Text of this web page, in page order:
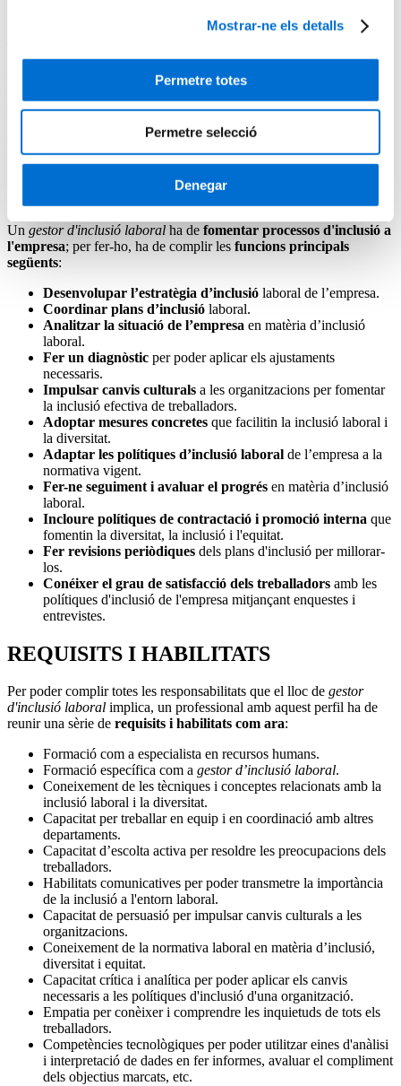
Mostrar-ne els detalls
Permetre totes
Permetre selecció
Denegar
Descobreix com convertir-te en Gestor d'Inclusió Laboral de la mà
Als departaments de recursos humans de moltes empreses cada cop
és més habitual la figura delgestor d'inclusió laboral
s'encarrega de garantir les mateixes oportunitats professionals per a
, tant pel que fa a la contractació com a la
retenció de talent.
Un gestor d'inclusió laboral ha de fomentar processos d'inclusió a
l'empresa; per fer-ho, ha de complir les funcions principals
següents:
Desenvolupar l’estratègia d’inclusió laboral de l’empresa.
Coordinar plans d’inclusió laboral.
Analitzar la situació de l’empresa en matèria d’inclusió
laboral.
Fer un diagnòstic per poder aplicar els ajustaments
necessaris.
Impulsar canvis culturals a les organitzacions per fomentar
la inclusió efectiva de treballadors.
Adoptar mesures concretes que facilitin la inclusió laboral i
la diversitat.
Adaptar les polítiques d’inclusió laboral de l’empresa a la
normativa vigent.
Fer-ne seguiment i avaluar el progrés en matèria d’inclusió
laboral.
Incloure polítiques de contractació i promoció interna que
fomentin la diversitat, la inclusió i l'equitat.
Fer revisions periòdiques dels plans d'inclusió per millorar-
los.
Conéixer el grau de satisfacció dels treballadors amb les
polítiques d'inclusió de l'empresa mitjançant enquestes i
entrevistes.
REQUISITS I HABILITATS
Per poder complir totes les responsabilitats que el lloc de gestor
d'inclusió laboral implica, un professional amb aquest perfil ha de
reunir una sèrie de requisits i habilitats com ara:
Formació com a especialista en recursos humans.
Formació específica com a gestor d’inclusió laboral.
Coneixement de les tècniques i conceptes relacionats amb la
inclusió laboral i la diversitat.
Capacitat per treballar en equip i en coordinació amb altres
departaments.
Capacitat d’escolta activa per resoldre les preocupacions dels
treballadors.
Habilitats comunicatives per poder transmetre la importància
de la inclusió a l'entorn laboral.
Capacitat de persuasió per impulsar canvis culturals a les
organitzacions.
Coneixement de la normativa laboral en matèria d’inclusió,
diversitat i equitat.
Capacitat crítica i analítica per poder aplicar els canvis
necessaris a les polítiques d'inclusió d'una organització.
Empatia per conèixer i comprendre les inquietuds de tots els
treballadors.
Competències tecnològiques per poder utilitzar eines d'anàlisi
i interpretació de dades en fer informes, avaluar el compliment
dels objectius marcats, etc.